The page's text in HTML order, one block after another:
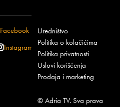
Facebook
Instagram
Uredništvo
Politika o kolačićima
Politika privatnosti
Uslovi korišćenja
Prodaja i marketing
© Adria TV. Sva prava